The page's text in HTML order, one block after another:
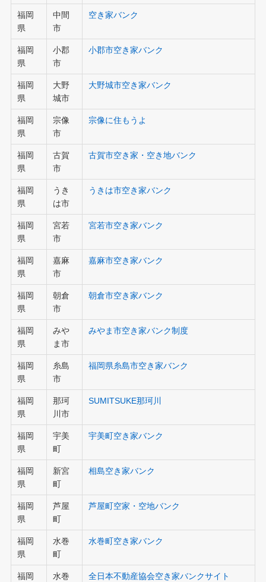
福岡
県
中間
市
空き家バンク
福岡
県
小郡
市
小郡市空き家バンク
福岡
県
大野
城市
大野城市空き家バンク
福岡
県
宗像
市
宗像に住もうよ
福岡
県
古賀
市
古賀市空き家・空き地バンク
福岡
県
うき
は市
うきは市空き家バンク
福岡
県
宮若
市
宮若市空き家バンク
福岡
県
嘉麻
市
嘉麻市空き家バンク
福岡
県
朝倉
市
朝倉市空き家バンク
福岡
県
みや
ま市
みやま市空き家バンク制度
福岡
県
糸島
市
福岡県糸島市空き家バンク
福岡
県
那珂
川市
SUMITSUKE那珂川
福岡
県
宇美
町
宇美町空き家バンク
福岡
県
新宮
町
相島空き家バンク
福岡
県
芦屋
町
芦屋町空家・空地バンク
福岡
県
水巻
町
水巻町空き家バンク
福岡
水巻
全日本不動産協会空き家バンクサイト